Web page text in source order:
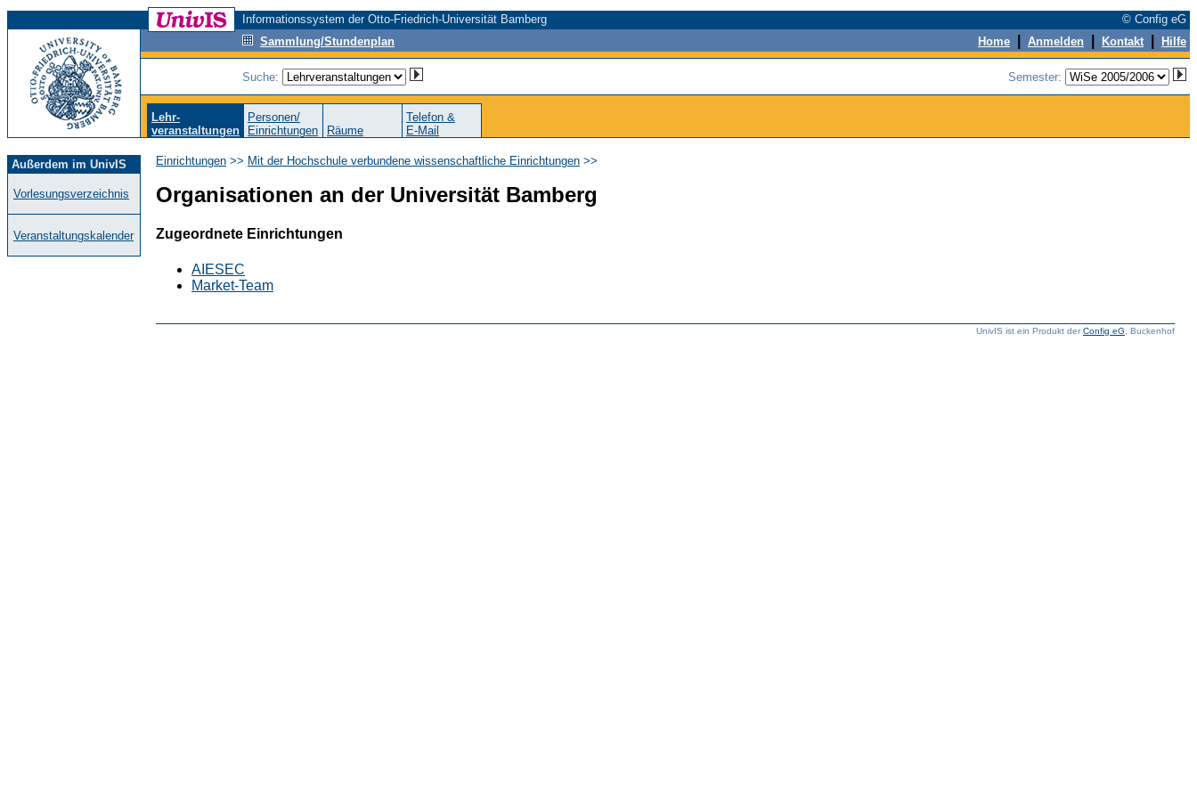
Informationssystem der Otto-Friedrich-Universität Bamberg
© Config eG
Sammlung/Stundenplan
Home Anmelden Kontakt Hilfe
Suche: Semester:
Lehr-
veranstaltungen
Personen/
Einrichtungen
Räume
Telefon &
E-Mail
Außerdem im UnivIS
Vorlesungsverzeichnis
Veranstaltungskalender
Einrichtungen >> Mit der Hochschule verbundene wissenschaftliche Einrichtungen >>
Organisationen an der Universität Bamberg
Zugeordnete Einrichtungen
AIESEC
Market-Team
UnivIS ist ein Produkt derConfig eG , Buckenhof